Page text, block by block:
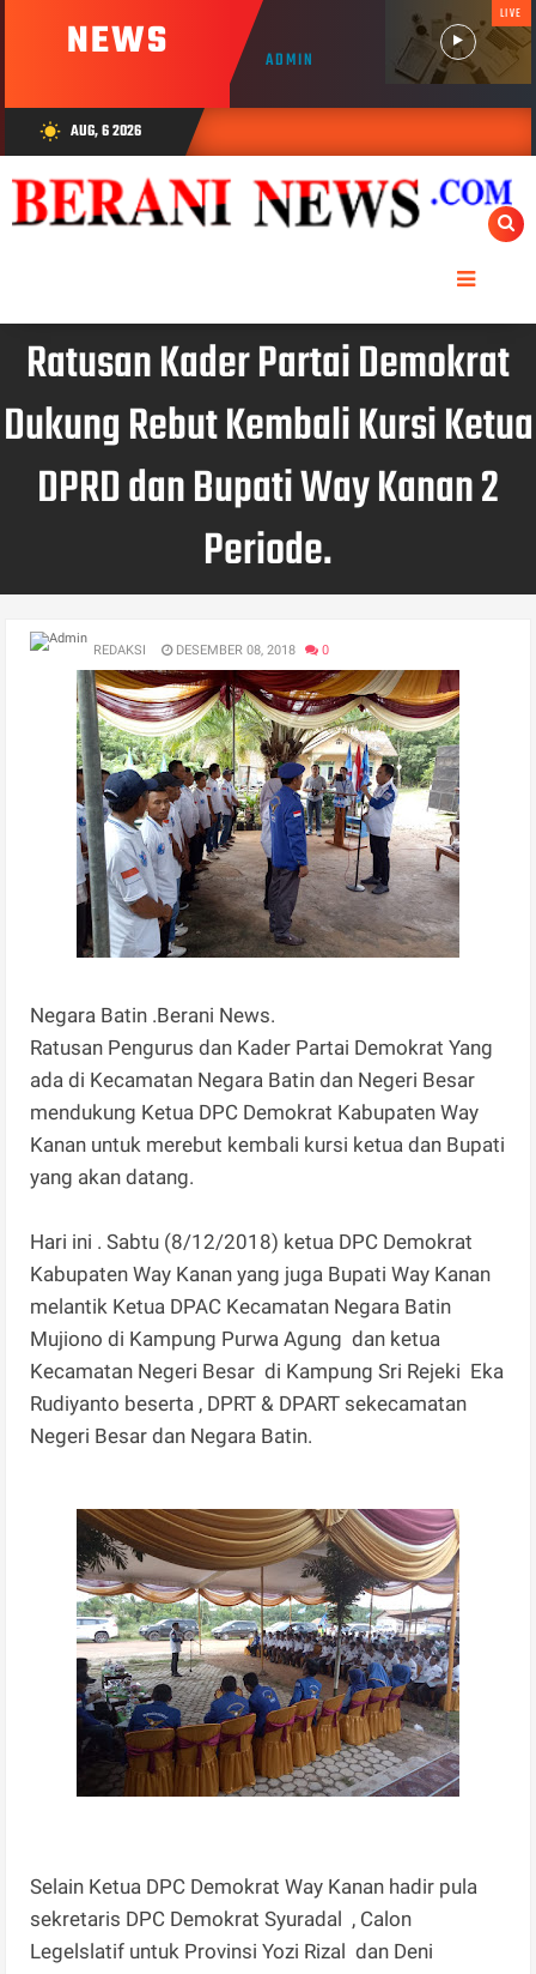
NEWS ADMIN
LIVE
wb_sunny AUG, 6 2026
Ratusan Kader Partai Demokrat
Dukung Rebut Kembali Kursi Ketua
DPRD dan Bupati Way Kanan 2
Periode.
REDAKSI DESEMBER 08, 2018 0
Negara Batin .Berani News.
Ratusan Pengurus dan Kader Partai Demokrat Yang
ada di Kecamatan Negara Batin dan Negeri Besar
mendukung Ketua DPC Demokrat Kabupaten Way
Kanan untuk merebut kembali kursi ketua dan Bupati
yang akan datang.
Hari ini . Sabtu (8/12/2018) ketua DPC Demokrat
Kabupaten Way Kanan yang juga Bupati Way Kanan
melantik Ketua DPAC Kecamatan Negara Batin
Mujiono di Kampung Purwa Agung dan ketua
Kecamatan Negeri Besar di Kampung Sri Rejeki Eka
Rudiyanto beserta , DPRT & DPART sekecamatan
Negeri Besar dan Negara Batin.
Selain Ketua DPC Demokrat Way Kanan hadir pula
sekretaris DPC Demokrat Syuradal , Calon
Legelslatif untuk Provinsi Yozi Rizal dan Deni